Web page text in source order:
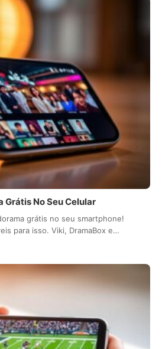
Grátis No Seu Celular
grátis no seu smartphone!
para isso. Viki, DramaBox e…